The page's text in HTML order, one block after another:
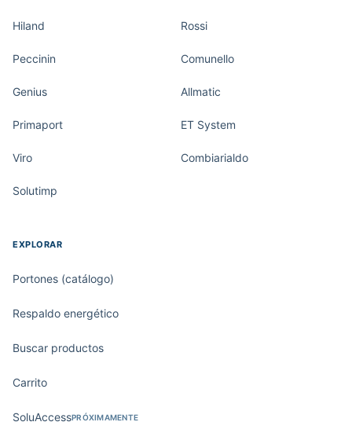
Hiland Rossi
Peccinin Comunello
Genius Allmatic
Primaport ET System
Viro Combiarialdo
Solutimp
EXPLORAR
Portones (catálogo)
Respaldo energético
Buscar productos
Carrito
SoluAccessPRÓXIMAMENTE